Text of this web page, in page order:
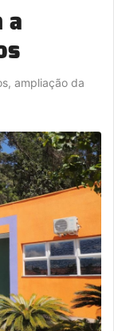
a
ampliação da